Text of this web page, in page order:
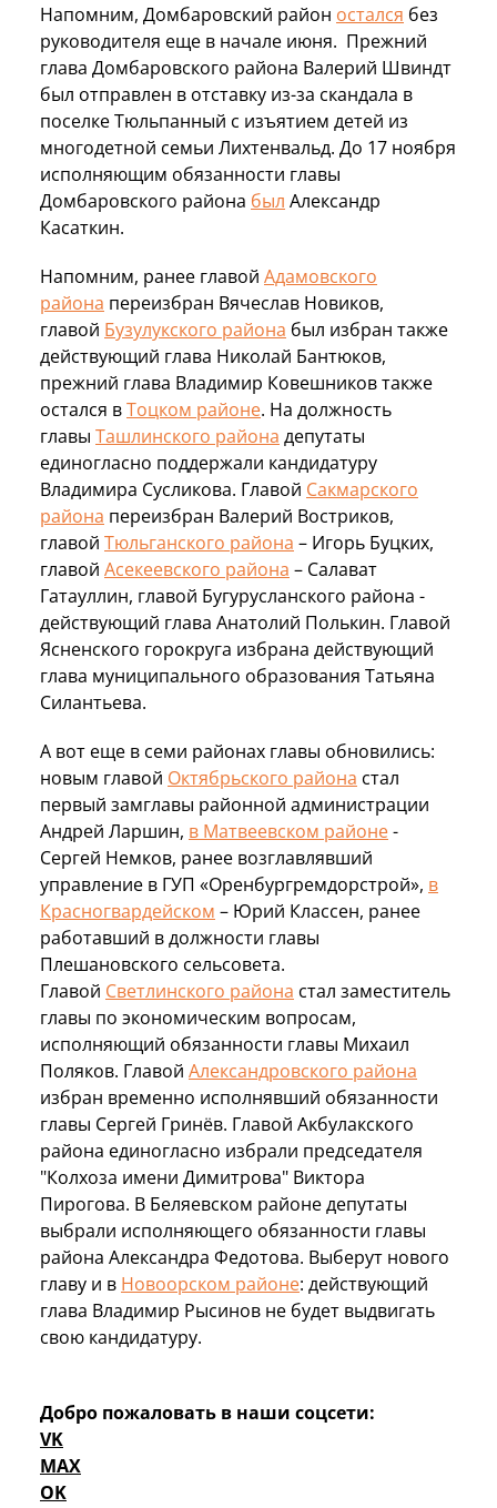
Напомним, Домбаровский район остался без
руководителя еще в начале июня. Прежний
глава Домбаровского района Валерий Швиндт
был отправлен в отставку из-за скандала в
поселке Тюльпанный с изъятием детей из
многодетной семьи Лихтенвальд. До 17 ноября
исполняющим обязанности главы
Домбаровского района был Александр
Касаткин.
Напомним, ранее главой Адамовского
района переизбран Вячеслав Новиков,
главой Бузулукского района был избран также
действующий глава Николай Бантюков,
прежний глава Владимир Ковешников также
остался вТоцком районе. На должность
главы Ташлинского района депутаты
единогласно поддержали кандидатуру
Владимира Сусликова. Главой Сакмарского
района переизбран Валерий Востриков,
главой Тюльганского района – Игорь Буцких,
главой Асекеевского района – Салават
Гатауллин, главой Бугурусланского района -
действующий глава Анатолий Полькин. Главой
Ясненского горокруга избрана действующий
глава муниципального образования Татьяна
Силантьева.
А вот еще в семи районах главы обновились:
новым главой Октябрьского района стал
первый замглавы районной администрации
Андрей Ларшин, в Матвеевском районе-
Сергей Немков, ранее возглавлявший
управление в ГУП «Оренбургремдорстрой», в
Красногвардейском – Юрий Классен, ранее
работавший в должности главы
Плешановского сельсовета.
Главой Светлинского района стал заместитель
главы по экономическим вопросам,
исполняющий обязанности главы Михаил
Поляков. Главой Александровского района
избран временно исполнявший обязанности
главы Сергей Гринёв. Главой Акбулакского
района единогласно избрали председателя
"Колхоза имени Димитрова" Виктора
Пирогова. В Беляевском районе депутаты
выбрали исполняющего обязанности главы
района Александра Федотова. Выберут нового
главу и в Новоорском районе: действующий
глава Владимир Рысинов не будет выдвигать
свою кандидатуру.
Добро пожаловать в наши соцсети:
VK
MAX
OK